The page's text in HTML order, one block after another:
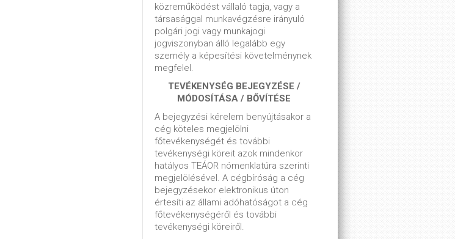
közreműködést vállaló tagja, vagy a
társasággal munkavégzésre irányuló
polgári jogi vagy munkajogi
jogviszonyban álló legalább egy
személy a képesítési követelménynek
megfelel.
TEVÉKENYSÉG BEJEGYZÉSE /
MÓDOSÍTÁSA / BŐVÍTÉSE
A bejegyzési kérelem benyújtásakor a
cég köteles megjelölni
főtevékenységét és további
tevékenységi köreit azok mindenkor
hatályos TEÁOR nómenklatúra szerinti
megjelölésével. A cégbíróság a cég
bejegyzésekor elektronikus úton
értesíti az állami adóhatóságot a cég
főtevékenységéről és további
tevékenységi köreiről.